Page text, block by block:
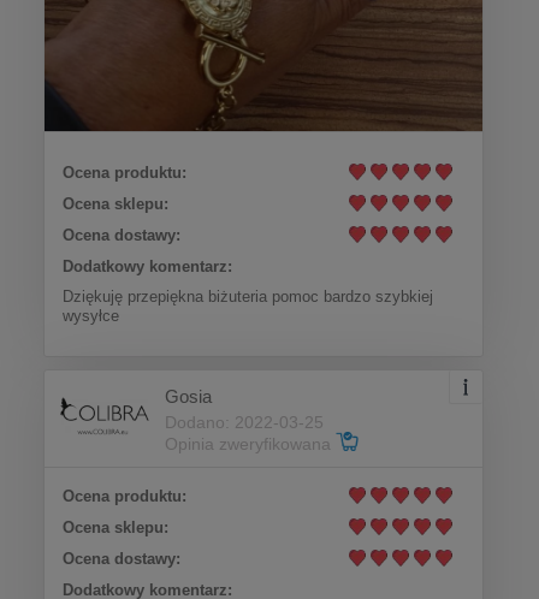
Ocena produktu:
Ocena sklepu:
Ocena dostawy:
Dodatkowy komentarz:
Dziękuję przepiękna biżuteria pomoc bardzo szybkiej
wysyłce
Gosia
Dodano: 2022-03-25
Opinia zweryfikowana
Ocena produktu:
Ocena sklepu:
Ocena dostawy:
Dodatkowy komentarz: